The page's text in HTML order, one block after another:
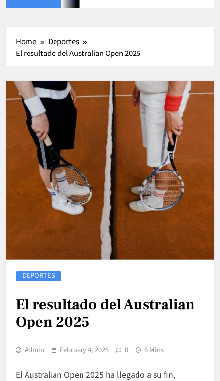
Home
Deportes
El resultado del Australian Open 2025
DEPORTES
El resultado del Australian
Open 2025
Admin February 4, 2025 0 6 Mins
El Australian Open 2025 ha llegado a su fin,